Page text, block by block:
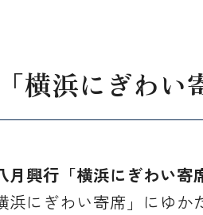
横浜にぎわい
月興行「横浜にぎわい寄
浜にぎわい寄席」にゆか